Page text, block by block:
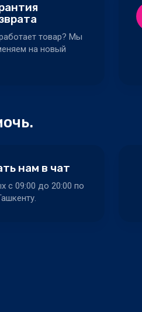
товар? Мы
на новый
нам в чат
c 09:00 до 20:00 по